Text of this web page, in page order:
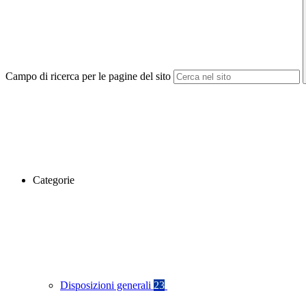
Campo di ricerca per le pagine del sito
Categorie
Disposizioni generali 23